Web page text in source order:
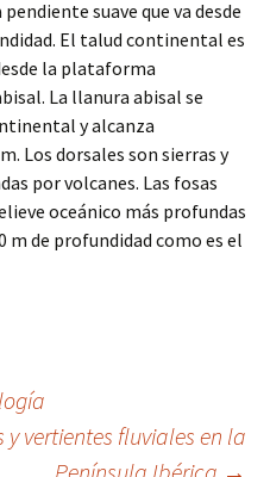
suave que va desde
El talud continental es
la plataforma
La llanura abisal se
y alcanza
Los dorsales son sierras y
por volcanes. Las fosas
oceánico más profundas
m de profundidad como es el
y vertientes fluviales en la